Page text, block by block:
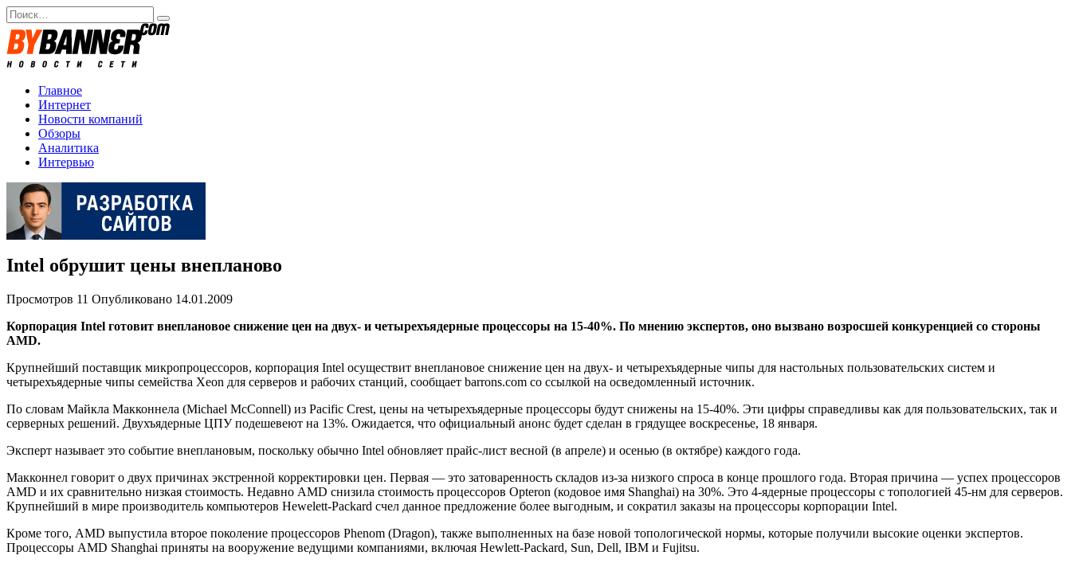
Перейти
к
содержанию
Search
for:
Главное
Интернет
Новости компаний
Обзоры
Аналитика
Интервью
Intel обрушит цены внепланово
Просмотров 11 Опубликовано 14.01.2009
Корпорация Intel готовит внеплановое снижение цен на двух- и четырехъядерные процессоры на 15-40%. По мнению экспертов, оно вызвано возросшей конкуренцией со стороны
AMD.
Крупнейший поставщик микропроцессоров, корпорация Intel осуществит внеплановое снижение цен на двух- и четырехъядерные чипы для настольных пользовательских систем и
четырехъядерные чипы семейства Xeon для серверов и рабочих станций, сообщает barrons.com со ссылкой на осведомленный источник.
По словам Майкла Макконнела (Michael McConnell) из Pacific Crest, цены на четырехъядерные процессоры будут снижены на 15-40%. Эти цифры справедливы как для пользовательских, так и
серверных решений. Двухъядерные ЦПУ подешевеют на 13%. Ожидается, что официальный анонс будет сделан в грядущее воскресенье, 18 января.
Эксперт называет это событие внеплановым, поскольку обычно Intel обновляет прайс-лист весной (в апреле) и осенью (в октябре) каждого года.
Макконнел говорит о двух причинах экстренной корректировки цен. Первая — это затоваренность складов из-за низкого спроса в конце прошлого года. Вторая причина — успех процессоров
AMD и их сравнительно низкая стоимость. Недавно AMD снизила стоимость процессоров Opteron (кодовое имя Shanghai) на 30%. Это 4-ядерные процессоры с топологией 45-нм для серверов.
Крупнейший в мире производитель компьютеров Hewelett-Packard счел данное предложение более выгодным, и сократил заказы на процессоры корпорации Intel.
Кроме того, AMD выпустила второе поколение процессоров Phenom (Dragon), также выполненных на базе новой топологической нормы, которые получили высокие оценки экспертов.
Процессоры AMD Shanghai приняты на вооружение ведущими компаниями, включая Hewlett-Packard, Sun, Dell, IBM и Fujitsu.